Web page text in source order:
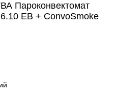
Пароконвектомат
EB + ConvoSmoke